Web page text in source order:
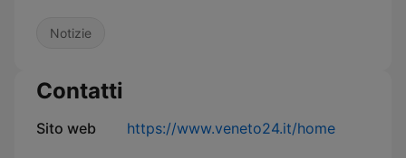
Notizie
Contatti
Sito web https://www.veneto24.it/home